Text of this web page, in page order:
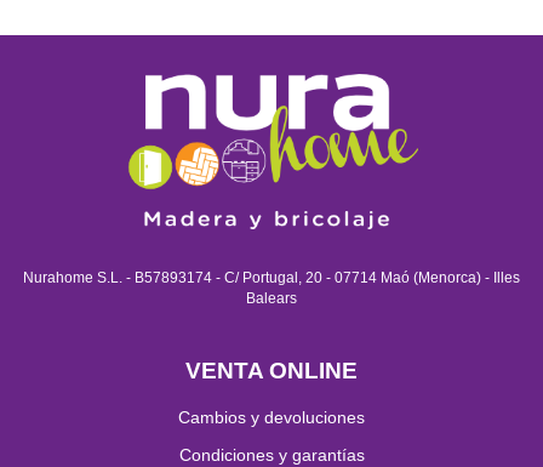
Nurahome S.L. - B57893174 - C/ Portugal, 20 - 07714 Maó (Menorca) - Illes
Balears
VENTA ONLINE
Cambios y devoluciones
Condiciones y garantías